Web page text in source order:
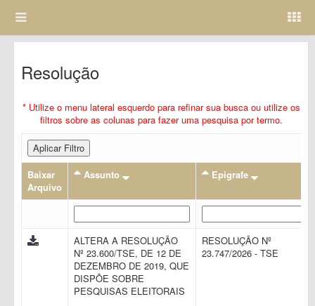
Resolução
* Utilize o menu lateral esquerdo para refinar sua busca ou utilize os
filtros sobre as colunas para fazer uma pesquisa por termo.
Aplicar Filtro
Baixar
Arquivo
Assunto Epigrafe
ALTERA A RESOLUÇÃO
Nº 23.600/TSE, DE 12 DE
DEZEMBRO DE 2019, QUE
DISPÕE SOBRE
PESQUISAS ELEITORAIS
RESOLUÇÃO Nº
23.747/2026 - TSE